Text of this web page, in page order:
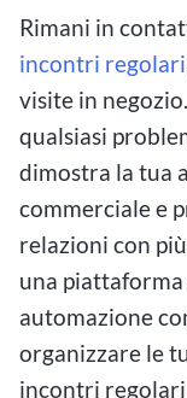
Rimani in
incontri regolari
visite in
qualsiasi
dimostra la tua
commerciale e
relazioni con
una piattaforma
automazione
organizzare le
incontri